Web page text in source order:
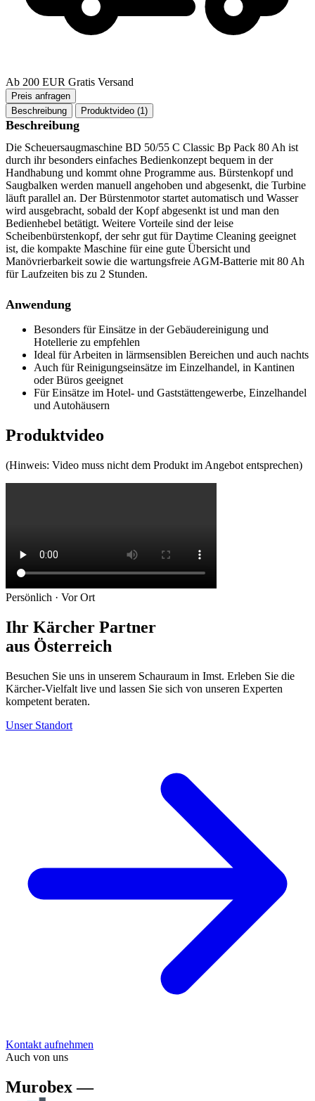
Ab 200 EUR Gratis Versand
Beschreibung Produktvideo (1)
Beschreibung
Die Scheuersaugmaschine BD 50/55 C Classic Bp Pack 80 Ah ist
durch ihr besonders einfaches Bedienkonzept bequem in der
Handhabung und kommt ohne Programme aus. Bürstenkopf und
Saugbalken werden manuell angehoben und abgesenkt, die Turbine
läuft parallel an. Der Bürstenmotor startet automatisch und Wasser
wird ausgebracht, sobald der Kopf abgesenkt ist und man den
Bedienhebel betätigt. Weitere Vorteile sind der leise
Scheibenbürstenkopf, der sehr gut für Daytime Cleaning geeignet
ist, die kompakte Maschine für eine gute Übersicht und
Manövrierbarkeit sowie die wartungsfreie AGM-Batterie mit 80 Ah
für Laufzeiten bis zu 2 Stunden.
Anwendung
Besonders für Einsätze in der Gebäudereinigung und
Hotellerie zu empfehlen
Ideal für Arbeiten in lärmsensiblen Bereichen und auch nachts
Auch für Reinigungseinsätze im Einzelhandel, in Kantinen
oder Büros geeignet
Für Einsätze im Hotel- und Gaststättengewerbe, Einzelhandel
und Autohäusern
Produktvideo
(Hinweis: Video muss nicht dem Produkt im Angebot entsprechen)
Persönlich · Vor Ort
Ihr Kärcher Partner
aus Österreich
Besuchen Sie uns in unserem Schauraum in Imst. Erleben Sie die
Kärcher-Vielfalt live und lassen Sie sich von unseren Experten
kompetent beraten.
Unser Standort
Kontakt aufnehmen
Auch von uns
Murobex —